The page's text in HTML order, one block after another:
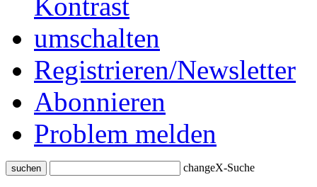
Registrieren/Newsletter
Abonnieren
Problem melden
suchen changeX-Suche